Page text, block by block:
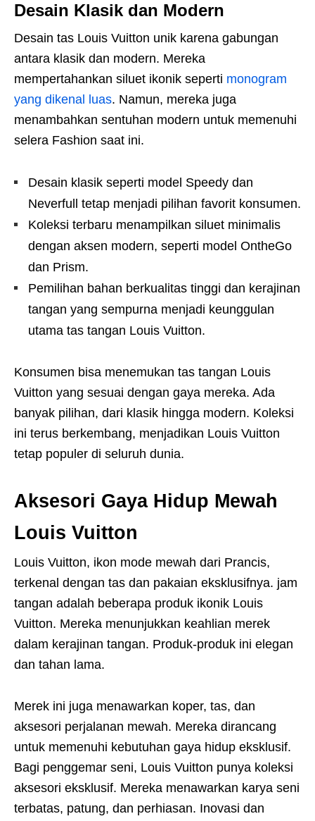
Desain Klasik dan Modern
Desain tas Louis Vuitton unik karena gabungan
antara klasik dan modern. Mereka
mempertahankan siluet ikonik seperti monogram
yang dikenal luas. Namun, mereka juga
menambahkan sentuhan modern untuk memenuhi
selera Fashion saat ini.
Desain klasik seperti model Speedy dan
Neverfull tetap menjadi pilihan favorit konsumen.
Koleksi terbaru menampilkan siluet minimalis
dengan aksen modern, seperti model OntheGo
dan Prism.
Pemilihan bahan berkualitas tinggi dan kerajinan
tangan yang sempurna menjadi keunggulan
utama tas tangan Louis Vuitton.
Konsumen bisa menemukan tas tangan Louis
Vuitton yang sesuai dengan gaya mereka. Ada
banyak pilihan, dari klasik hingga modern. Koleksi
ini terus berkembang, menjadikan Louis Vuitton
tetap populer di seluruh dunia.
Aksesori Gaya Hidup Mewah
Louis Vuitton
Louis Vuitton, ikon mode mewah dari Prancis,
terkenal dengan tas dan pakaian eksklusifnya. jam
tangan adalah beberapa produk ikonik Louis
Vuitton. Mereka menunjukkan keahlian merek
dalam kerajinan tangan. Produk-produk ini elegan
dan tahan lama.
Merek ini juga menawarkan koper, tas, dan
aksesori perjalanan mewah. Mereka dirancang
untuk memenuhi kebutuhan gaya hidup eksklusif.
Bagi penggemar seni, Louis Vuitton punya koleksi
aksesori eksklusif. Mereka menawarkan karya seni
terbatas, patung, dan perhiasan. Inovasi dan